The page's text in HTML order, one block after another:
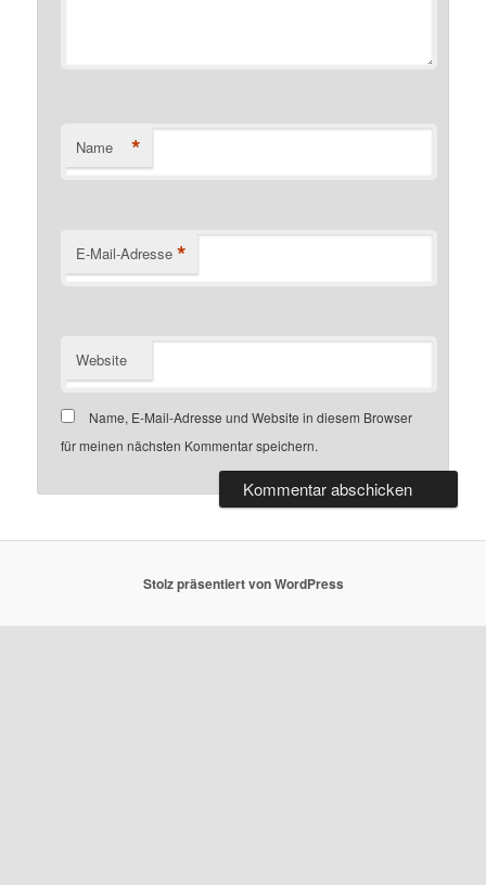
Name *
E-Mail-Adresse *
Website
Name, E-Mail-Adresse und Website in diesem Browser
für meinen nächsten Kommentar speichern.
Stolz präsentiert von WordPress